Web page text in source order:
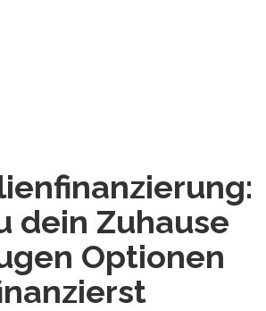
dein Zuhause
Optionen